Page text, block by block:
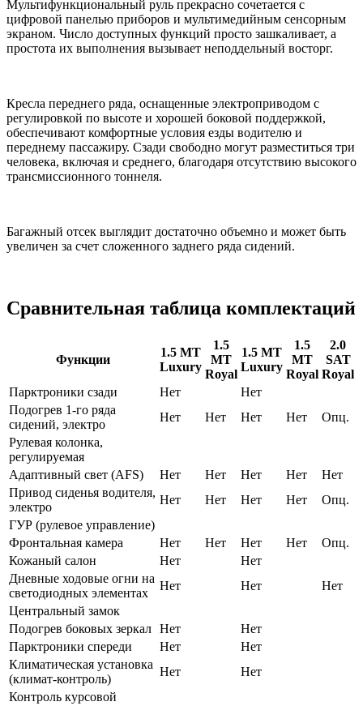
Мультифункциональный руль прекрасно сочетается с
цифровой панелью приборов и мультимедийным сенсорным
экраном. Число доступных функций просто зашкаливает, а
простота их выполнения вызывает неподдельный восторг.
Кресла переднего ряда, оснащенные электроприводом с
регулировкой по высоте и хорошей боковой поддержкой,
обеспечивают комфортные условия езды водителю и
переднему пассажиру. Сзади свободно могут разместиться три
человека, включая и среднего, благодаря отсутствию высокого
трансмиссионного тоннеля.
Багажный отсек выглядит достаточно объемно и может быть
увеличен за счет сложенного заднего ряда сидений.
Сравнительная таблица комплектаций
Функции
1.5 MT
Luxury
1.5
MT
Royal
1.5 MT
Luxury
1.5
MT
Royal
2.0
SAT
Royal
Парктроники сзади
Нет
Нет
Подогрев 1-го ряда
сидений, электро
Нет Нет Нет Нет
Опц.
Рулевая колонка,
регулируемая
Адаптивный свет (AFS)
Нет Нет Нет Нет
Нет
Привод сиденья водителя,
электро
Нет Нет Нет Нет
Опц.
ГУР (рулевое управление)
Фронтальная камера
Нет Нет Нет Нет
Опц.
Кожаный салон
Нет
Нет
Дневные ходовые огни на
светодиодных элементах
Нет Нет
Нет
Центральный замок
Подогрев боковых зеркал Нет
Нет
Парктроники спереди
Нет
Нет
Климатическая установка
(климат-контроль)
Нет
Нет
Контроль курсовой